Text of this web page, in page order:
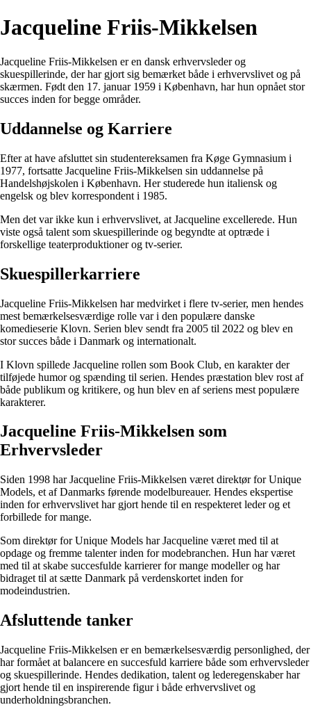
Jacqueline Friis-Mikkelsen
Jacqueline Friis-Mikkelsen er en dansk erhvervsleder og
skuespillerinde, der har gjort sig bemærket både i erhvervslivet og på
skærmen. Født den 17. januar 1959 i København, har hun opnået stor
succes inden for begge områder.
Uddannelse og Karriere
Efter at have afsluttet sin studentereksamen fra Køge Gymnasium i
1977, fortsatte Jacqueline Friis-Mikkelsen sin uddannelse på
Handelshøjskolen i København. Her studerede hun italiensk og
engelsk og blev korrespondent i 1985.
Men det var ikke kun i erhvervslivet, at Jacqueline excellerede. Hun
viste også talent som skuespillerinde og begyndte at optræde i
forskellige teaterproduktioner og tv-serier.
Skuespillerkarriere
Jacqueline Friis-Mikkelsen har medvirket i flere tv-serier, men hendes
mest bemærkelsesværdige rolle var i den populære danske
komedieserie Klovn. Serien blev sendt fra 2005 til 2022 og blev en
stor succes både i Danmark og internationalt.
I Klovn spillede Jacqueline rollen som Book Club, en karakter der
tilføjede humor og spænding til serien. Hendes præstation blev rost af
både publikum og kritikere, og hun blev en af seriens mest populære
karakterer.
Jacqueline Friis-Mikkelsen som
Erhvervsleder
Siden 1998 har Jacqueline Friis-Mikkelsen været direktør for Unique
Models, et af Danmarks førende modelbureauer. Hendes ekspertise
inden for erhvervslivet har gjort hende til en respekteret leder og et
forbillede for mange.
Som direktør for Unique Models har Jacqueline været med til at
opdage og fremme talenter inden for modebranchen. Hun har været
med til at skabe succesfulde karrierer for mange modeller og har
bidraget til at sætte Danmark på verdenskortet inden for
modeindustrien.
Afsluttende tanker
Jacqueline Friis-Mikkelsen er en bemærkelsesværdig personlighed, der
har formået at balancere en succesfuld karriere både som erhvervsleder
og skuespillerinde. Hendes dedikation, talent og lederegenskaber har
gjort hende til en inspirerende figur i både erhvervslivet og
underholdningsbranchen.